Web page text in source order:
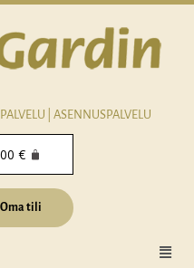
| ASENNUSPALVELU
€
Oma tili